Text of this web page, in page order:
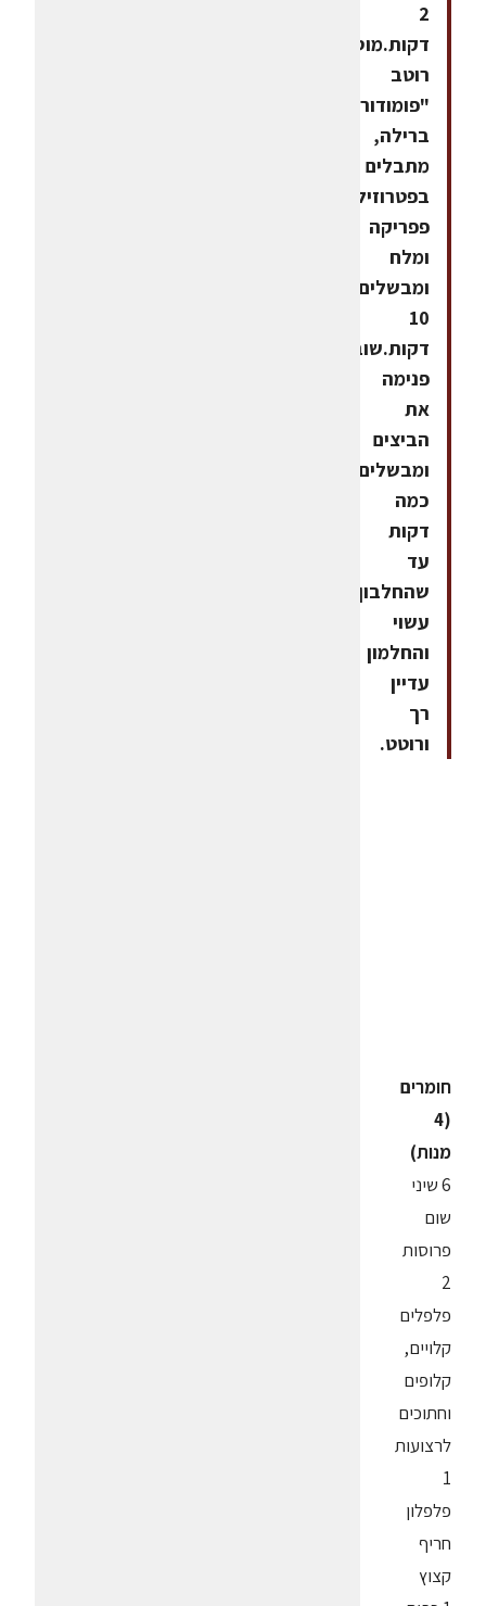
2
דקות.מוסיפים
רוטב
"פומודורו"
ברילה,
מתבלים
בפטרוזיליה,
פפריקה
ומלח
ומבשלים
10
דקות.שוברים
פנימה
את
הביצים
ומבשלים
כמה
דקות
עד
שהחלבון
עשוי
והחלמון
עדיין
רך
ורוטט.
חומרים
(4
מנות)
6 שיני
שום
פרוסות
2
פלפלים
קלויים,
קלופים
וחתוכים
לרצועות
1
פלפלון
חריף
קצוץ